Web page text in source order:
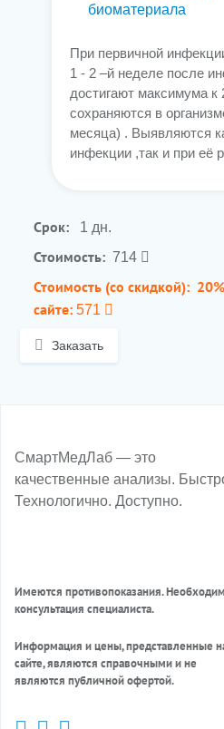
биоматериала
При первичной
1 - 2 –й неделе после
достигают максимума к
сохраняются в
месяца) . Выявляются
инфекции ,так и при её
Срок: 1 дн.
Стоимость: 714
Стоимость (со скидкой):
сайте: 571
Заказать
СмартМедЛаб — это
качественные анализы.
Технологично. Доступно.
Имеются противопоказания.
консультация специалиста.
Информация и цены, представленные
сайте, являются справочными и не
являются публичной офертой.